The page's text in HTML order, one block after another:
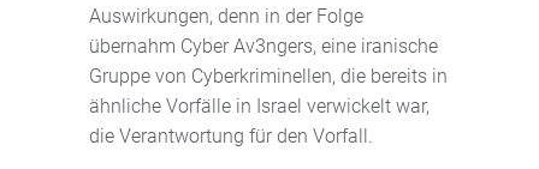
Auswirkungen, denn in der Folge
übernahm Cyber Av3ngers, eine iranische
Gruppe von Cyberkriminellen, die bereits in
ähnliche Vorfälle in Israel verwickelt war,
die Verantwortung für den Vorfall.